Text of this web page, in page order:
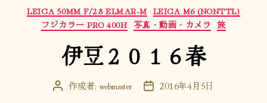
カ
テ
ゴ
リ
ー
LEICA 50MM F/2.8 ELMAR-M LEICA M6 (NONTTL)
フジカラー PRO 400H 写真・動画・カメラ 旅
伊豆２０１６春
投 作成者: webmaster
投 2016年4月5日